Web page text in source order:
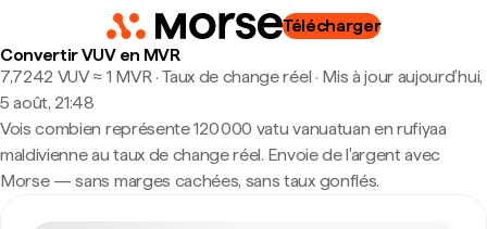
Télécharger
Convertir VUV en MVR
7,7242 VUV ≈ 1 MVR · Taux de change réel · Mis à jour aujourd’hui,
5 août, 21:48
Vois combien représente 120 000 vatu vanuatuan en rufiyaa
maldivienne au taux de change réel. Envoie de l'argent avec
Morse — sans marges cachées, sans taux gonflés.